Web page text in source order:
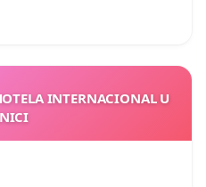
INTERNACIONAL U